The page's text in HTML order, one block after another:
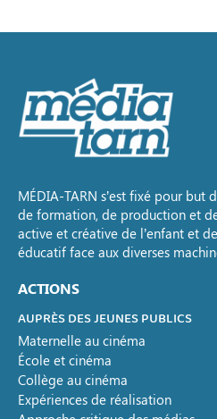
MÉDIA-TARN s’est fixé pour but
de formation, de production et
active et créative de l’enfant et
éducatif face aux diverses
ACTIONS
AUPRÈS DES JEUNES PUBLICS
Maternelle au cinéma
École et cinéma
Collège au cinéma
Expériences de réalisation